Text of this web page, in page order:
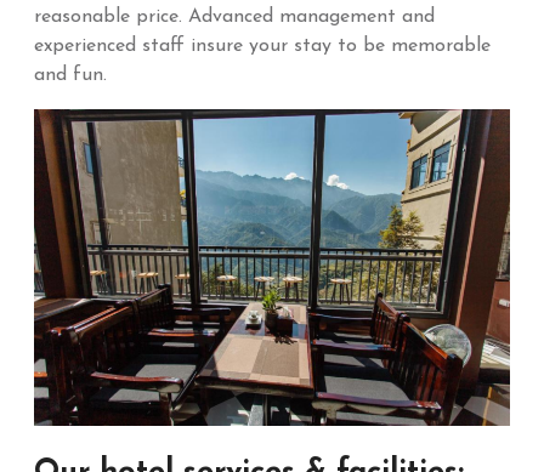
reasonable price. Advanced management and
experienced staff insure your stay to be memorable
and fun.